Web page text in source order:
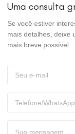
Uma consulta
Se você estiver
mais detalhes, deixe
mais breve possível.